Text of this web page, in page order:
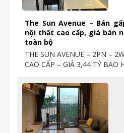
The Sun Avenue – Bán
nội thất cao cấp, giá bán
toàn bộ
THE SUN AVENUE – 2PN –
CAO CẤP – GIÁ 3,44 TỶ BAO